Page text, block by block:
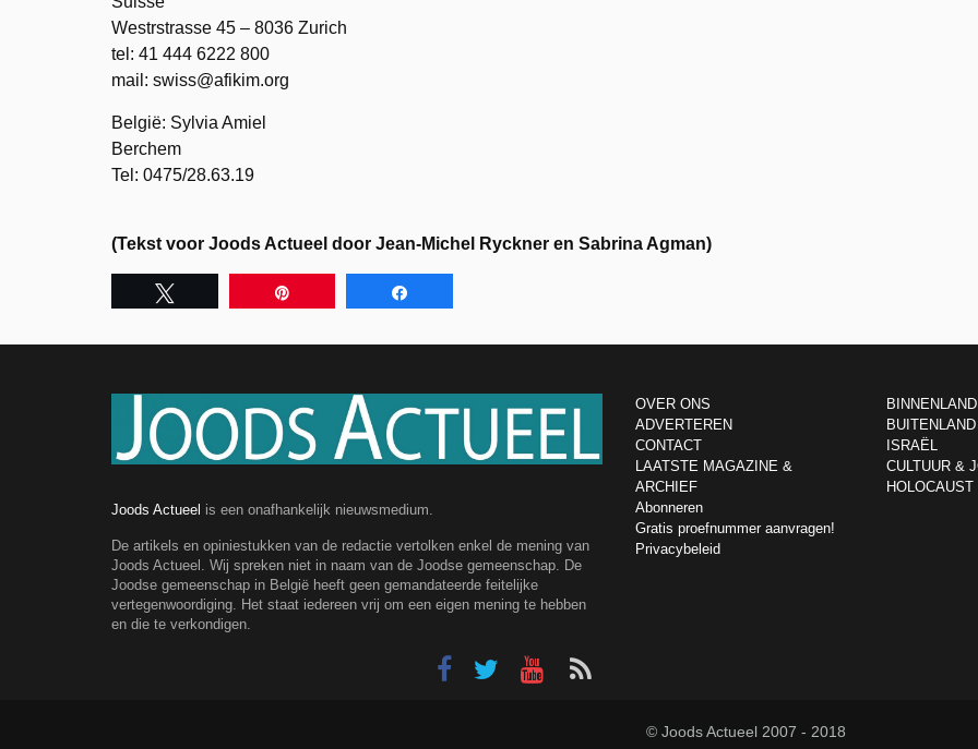
Westrstrasse 45 – 8036 Zurich
tel: 41 444 6222 800
mail: swiss@afikim.org
België: Sylvia Amiel
Berchem
Tel: 0475/28.63.19
(Tekst voor Joods Actueel door Jean-Michel Ryckner en Sabrina Agman)
Joods Actueel is een onafhankelijk nieuwsmedium.
De artikels en opiniestukken van de redactie vertolken enkel de mening van
Joods Actueel. Wij spreken niet in naam van de Joodse gemeenschap. De
Joodse gemeenschap in België heeft geen gemandateerde feitelijke
vertegenwoordiging. Het staat iedereen vrij om een eigen mening te hebben
en die te verkondigen.
OVER ONS
ADVERTEREN
CONTACT
LAATSTE MAGAZINE &
ARCHIEF
Abonneren
Gratis proefnummer aanvragen!
Privacybeleid
BINNENLAND
BUITENLAND
ISRAËL
CULTUUR &
HOLOCAUST
© Joods Actueel 2007 - 2018